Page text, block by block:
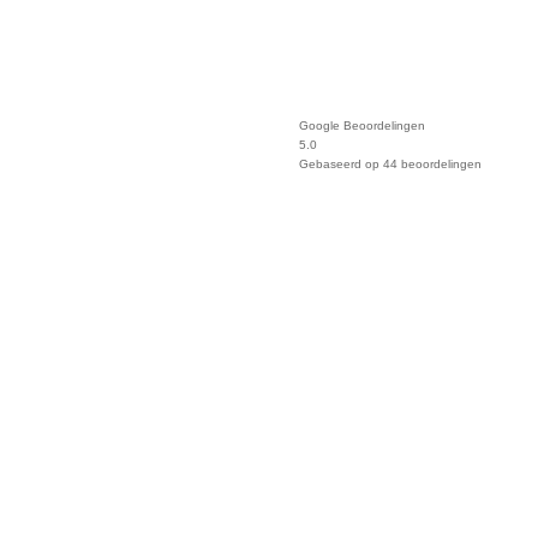
Google Beoordelingen
5.0
Gebaseerd op 44 beoordelingen